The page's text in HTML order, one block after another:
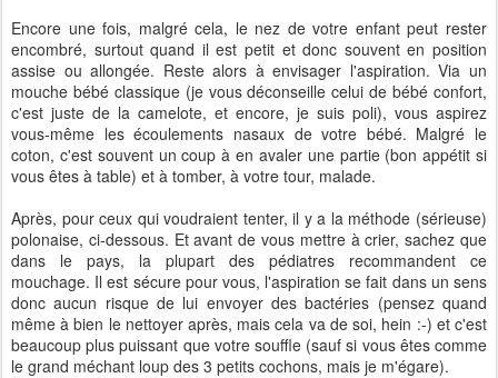
Encore une fois, malgré cela, le nez de votre enfant peut rester
encombré, surtout quand il est petit et donc souvent en position
assise ou allongée. Reste alors à envisager l'aspiration. Via un
mouche bébé classique (je vous déconseille celui de bébé confort,
c'est juste de la camelote, et encore, je suis poli), vous aspirez
vous-même les écoulements nasaux de votre bébé. Malgré le
coton, c'est souvent un coup à en avaler une partie (bon appétit si
vous êtes à table) et à tomber, à votre tour, malade.
Après, pour ceux qui voudraient tenter, il y a la méthode (sérieuse)
polonaise, ci-dessous. Et avant de vous mettre à crier, sachez que
dans le pays, la plupart des pédiatres recommandent ce
mouchage. Il est sécure pour vous, l'aspiration se fait dans un sens
donc aucun risque de lui envoyer des bactéries (pensez quand
même à bien le nettoyer après, mais cela va de soi, hein :-) et c'est
beaucoup plus puissant que votre souffle (sauf si vous êtes comme
le grand méchant loup des 3 petits cochons, mais je m'égare).